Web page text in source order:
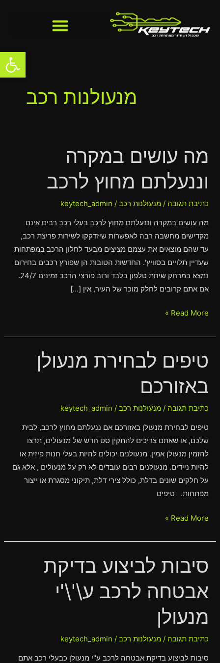
פתח
מנעולנות רכב
מה עושים במקרה
וננעלתם מחוץ לרכב
כתיבת תגובה /מנעולנות רכב /
keytech_admin
מה עושים במקרה וננעלתם מחוץ לרכב בעלי רכב רבים אינם
מקדישים מחשבה רבה לאפשרות שיזדקקו לשירות פריצת רכב,
עד שהם מוצאים את עצמם מציצים מבעד לחלון הרכב במפתחות
שעדיין תלויים בסוויץ'. החדשות הטובות הן שפורץ רכבים בחירום
נמצא במרחק שיחת טלפון בלבד ורוב פורצי הרכב זמינים 24/7.
אם אתם קרובים לחלק מוכר של העיר, אין […]
מה
עושים
במקרה
וננעלתם
מחוץ
Read More »
טיפים לבחירת מנעולן
באזורכם
כתיבת תגובה /מנעולנות רכב /
keytech_admin
טיפים לבחירת מנעולן באזורכם אם ננעלתם מחוץ לרכב, לבית
שלכם, או שאתם צריכים להתקין סט חדש של מנעולים, תרצו
להזמין מנעולן אמין. מנעולנים יכולים להיות בעלי חנות פיזית או
להיות ניידים. מנעולנים רבים עובדים לא רק על מנעולים , אלא גם
על חלקים שונים בדלת, כולל צירי דלת, תיקוני מסגרת או ייצור
מפתחות. טיפים
טיפים
לבחירת
מנעולן
באזורכם
Read More »
סיבות לביצוע בדיקת
אבטחה לרכב ע\'\'י
מנעולן
כתיבת תגובה /מנעולנות רכב /
keytech_admin
סיבות לביצוע בדיקת אבטחה לרכב ע"י מנעולן כבעלי רכב אתם
סיבות
לביצוע
בדיקת
אבטחה
לרכב
ע\'\'י
מנעולן
pagination